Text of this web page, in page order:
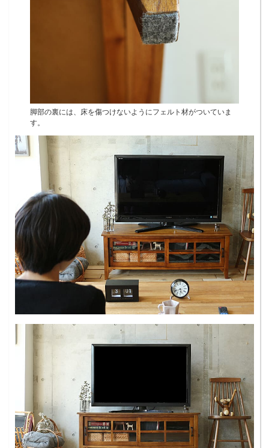
脚部の裏には、床を傷つけないようにフェルト材がついていま
す。